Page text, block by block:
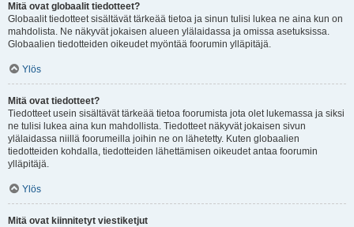
Mitä ovat globaalit tiedotteet?
Globaalit tiedotteet sisältävät tärkeää tietoa ja sinun tulisi lukea ne aina kun on
mahdolista. Ne näkyvät jokaisen alueen ylälaidassa ja omissa asetuksissa.
Globaalien tiedotteiden oikeudet myöntää foorumin ylläpitäjä.
Ylös
Mitä ovat tiedotteet?
Tiedotteet usein sisältävät tärkeää tietoa foorumista jota olet lukemassa ja siksi
ne tulisi lukea aina kun mahdollista. Tiedotteet näkyvät jokaisen sivun
ylälaidassa niillä foorumeilla joihin ne on lähetetty. Kuten globaalien
tiedotteiden kohdalla, tiedotteiden lähettämisen oikeudet antaa foorumin
ylläpitäjä.
Ylös
Mitä ovat kiinnitetyt viestiketjut